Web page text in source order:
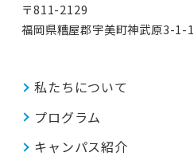
〒811-2129
福岡県糟屋郡宇美町神武原3-1-1
私たちについて
プログラム
キャンパス紹介